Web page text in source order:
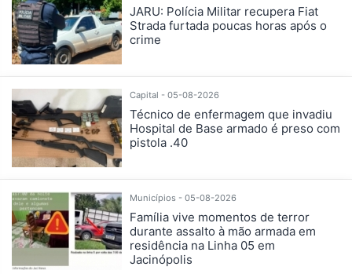
JARU: Polícia Militar recupera Fiat
Strada furtada poucas horas após o
crime
Capital - 05-08-2026
Técnico de enfermagem que invadiu
Hospital de Base armado é preso com
pistola .40
Municípios - 05-08-2026
Família vive momentos de terror
durante assalto à mão armada em
residência na Linha 05 em
Jacinópolis